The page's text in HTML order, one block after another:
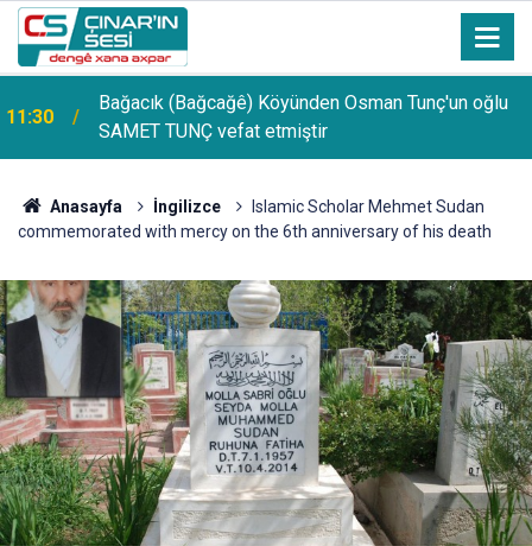
11:30
Bağacık (Bağcağê) Köyünden Osman Tunç'un oğlu
SAMET TUNÇ vefat etmiştir
Anasayfa İngilizce
Islamic Scholar Mehmet Sudan
commemorated with mercy on the 6th anniversary of his death